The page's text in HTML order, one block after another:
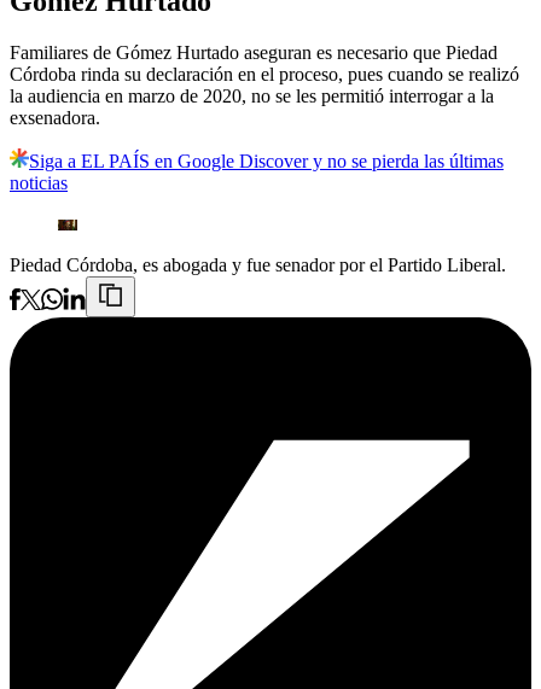
Familiares de Gómez Hurtado aseguran es necesario que Piedad
Córdoba rinda su declaración en el proceso, pues cuando se realizó
la audiencia en marzo de 2020, no se les permitió interrogar a la
exsenadora.
Siga a EL PAÍS en Google Discover y no se pierda las últimas
noticias
Piedad Córdoba, es abogada y fue senador por el Partido Liberal.